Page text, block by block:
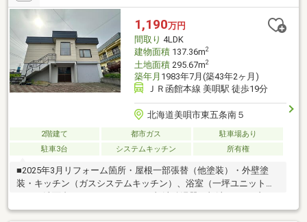
1,190万円
間取り 4LDK
建物面積137.36m2
土地面積295.67m2
築年月 1983年7月(築43年2ヶ月)
ＪＲ函館本線 美唄駅 徒歩19分
北海道美唄市東五条南５
2階建て 都市ガス
駐車場あり
駐車3台
システムキッチン 所有権
■2025年3月リフォーム箇所・屋根一部張替（他塗装）・外壁塗
装・キッチン（ガスシステムキッチン）、浴室（一坪ユニットバ
か所）交換・床張替（和室：琉球風畳、他フロアタイル施行）・